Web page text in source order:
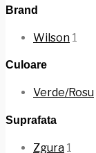
Brand
Wilson 1
Culoare
Verde/Rosu
Suprafata
Zgura 1